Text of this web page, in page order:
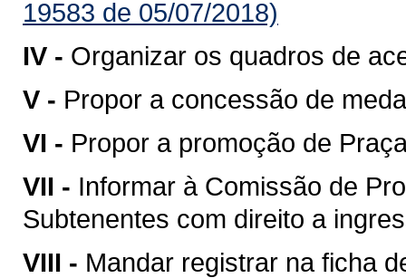
19583 de 05/07/2018)
IV - Organizar os quadros de
V - Propor a concessão de
VI - Propor a promoção de
VII - Informar à Comissão de
Subtenentes com direito a
VIII - Mandar registrar na ficha